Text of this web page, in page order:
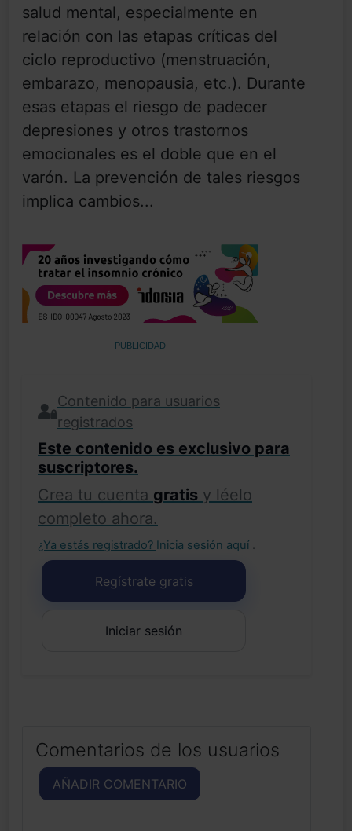
salud mental, especialmente en
relación con las etapas críticas del
ciclo reproductivo (menstruación,
embarazo, menopausia, etc.). Durante
esas etapas el riesgo de padecer
depresiones y otros trastornos
emocionales es el doble que en el
varón. La prevención de tales riesgos
implica cambios...
PUBLICIDAD
Contenido para usuarios
registrados
Este contenido es exclusivo para
suscriptores.
Crea tu cuenta gratis y léelo
completo ahora.
¿Ya estás registrado? Inicia sesión aquí .
Regístrate gratis
Iniciar sesión
Comentarios de los usuarios
AÑADIR COMENTARIO